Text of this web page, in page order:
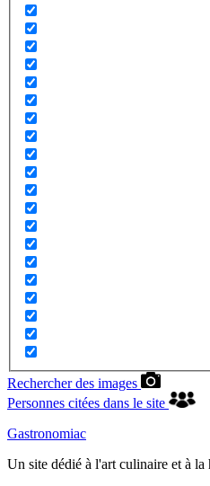
Rechercher des images
Personnes citées dans le site
Gastronomiac
Un site dédié à l'art culinaire et à la